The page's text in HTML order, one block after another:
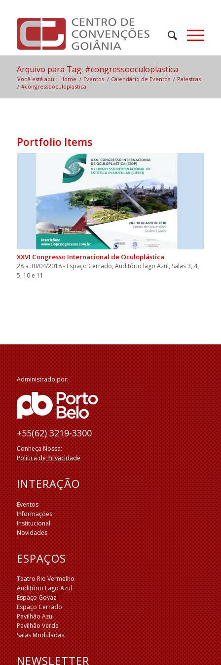
Arquivo para Tag: #congressooculoplastica
Você está aqui: Home / Eventos / Calendário de Eventos / Palestras
/ #congressooculoplastica
Portfolio Items
XXVI Congresso Internacional de Oculoplástica
28 a 30/04/2018 - Espaço Cerrado, Auditório lago Azul, Salas 3, 4,
5, 10 e 11
Administrado por:
+55(62) 3219-3300
Conheça Nossa:
Política de Privacidade
INTERAÇÃO
Eventos
Informações
Institucional
Novidades
ESPAÇOS
Teatro Rio Vermelho
Auditório Lago Azul
Espaço Goyaz
Espaço Cerrado
Pavilhão Azul
Pavilhão Verde
Salas Moduladas
NEWSLETTER